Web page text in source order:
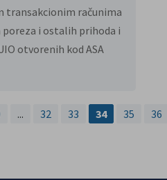
transakcionim računima
i ostalih prihoda i
otvorenih kod ASA
... 32 33 34 35 36